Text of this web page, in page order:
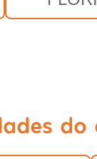
do